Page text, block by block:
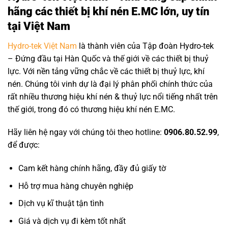
hãng cácthiết bị khí nén E.MC lớn, uy tín
tại Việt Nam
Hydro-tek Việt Nam là thành viên của Tập đoàn Hydro-tek
– Đứng đầu tại Hàn Quốc và thế giới về các thiết bị thuỷ
lực. Với nền tảng vững chắc về các thiết bị thuỷ lực, khí
nén. Chúng tôi vinh dự là đại lý phân phối chính thức của
rất nhiều thương hiệu khí nén & thuỷ lực nổi tiếng nhất trên
thế giới, trong đó có thương hiệu khí nén E.MC.
Hãy liên hệ ngay với chúng tôi theo hotline: 0906.80.52.99,
để được:
Cam kết hàng chính hãng, đầy đủ giấy tờ
Hỗ trợ mua hàng chuyên nghiệp
Dịch vụ kĩ thuật tận tình
Giá và dịch vụ đi kèm tốt nhất